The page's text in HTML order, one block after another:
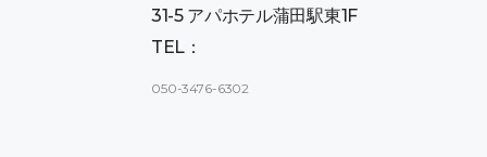
31-5 アパホテル蒲田駅東1F
TEL：
050-3476-6302